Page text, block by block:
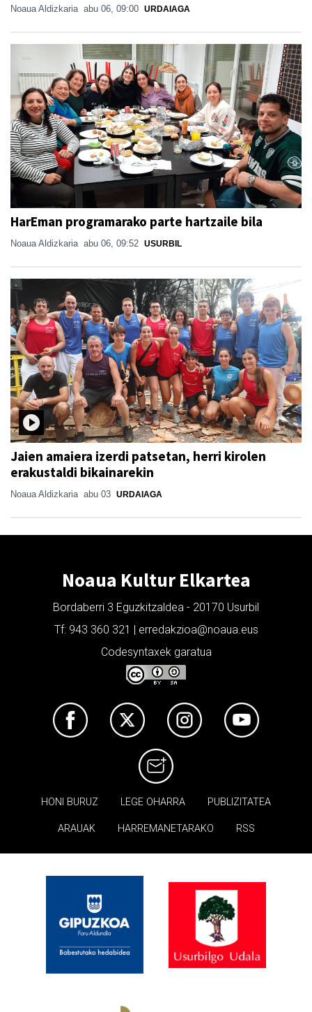
Noaua Aldizkaria abu 06, 09:00 URDAIAGA
HarEman programarako parte hartzaile bila
Noaua Aldizkaria abu 06, 09:52 USURBIL
Jaien amaiera izerdi patsetan, herri kirolen
erakustaldi bikainarekin
Noaua Aldizkaria abu 03 URDAIAGA
Noaua Kultur Elkartea
Bordaberri 3 Eguzkitzaldea - 20170 Usurbil
Tf: 943 360 321 | erredakzioa@noaua.eus
Codesyntaxek garatua
HONI BURUZ LEGE OHARRA PUBLIZITATEA
ARAUAK HARREMANETARAKO RSS